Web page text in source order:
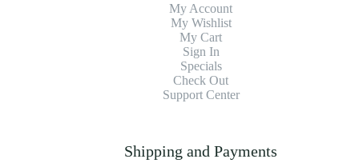
My Account
My Wishlist
My Cart
Sign In
Specials
Check Out
Support Center
Shipping and Payments